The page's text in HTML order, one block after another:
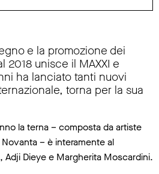
e la promozione dei
2018 unisce il MAXXI e
ha lanciato tanti nuovi
torna per la sua
la terna – composta da artiste
– è interamente al
Adji Dieye e Margherita Moscardini.